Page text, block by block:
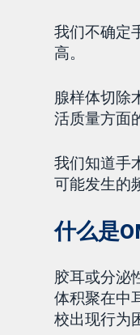
我们不确定
高。
腺样体切除
活质量方面
我们知道手
可能发生的
什么是
胶耳或分泌
体积聚在中
校出现行为